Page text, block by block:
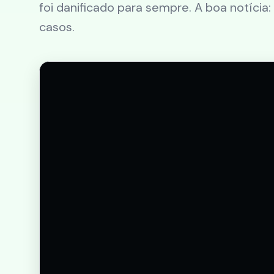
foi danificado para sempre. A boa
casos.